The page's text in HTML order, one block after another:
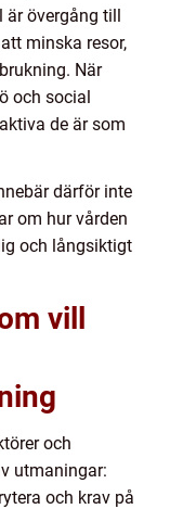
är övergång till
minska resor,
När
och social
de är som
därför inte
om hur vården
och långsiktigt
vill
och
utmaningar:
och krav på